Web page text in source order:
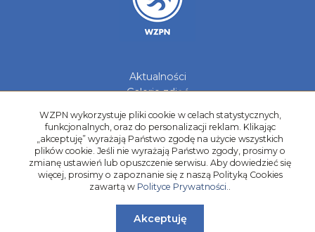
Aktualności
Galerie zdjęć
Kadry Regionów
Program Grantowy
Dziewczyny do Piłki
WZPN wykorzystuje pliki cookie w celach statystycznych,
funkcjonalnych, oraz do personalizacji reklam. Klikając
„akceptuję” wyrażają Państwo zgodę na użycie wszystkich
plików cookie. Jeśli nie wyrażają Państwo zgody, prosimy o
zmianę ustawień lub opuszczenie serwisu. Aby dowiedzieć się
więcej, prosimy o zapoznanie się z naszą Polityką Cookies
zawartą w Polityce Prywatności..
Akceptuję